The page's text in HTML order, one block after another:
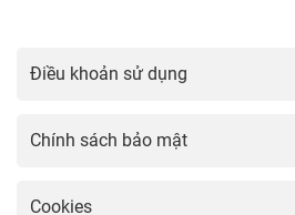
Điều khoản sử dụng
Chính sách bảo mật
Cookies